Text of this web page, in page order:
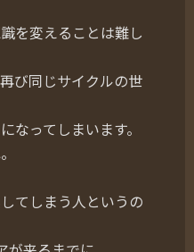
を変えることは難し
び同じサイクルの世
なってしまいます。
てしまう人というの